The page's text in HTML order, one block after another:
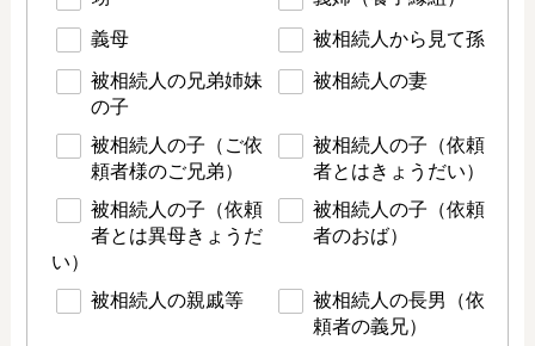
義母 被相続人から見て孫
被相続人の兄弟姉妹
の子
被相続人の妻
被相続人の子（ご依
頼者様のご兄弟）
被相続人の子（依頼
者とはきょうだい）
被相続人の子（依頼
者とは異母きょうだ
い）
被相続人の子（依頼
者のおば）
被相続人の親戚等
被相続人の長男（依
頼者の義兄）